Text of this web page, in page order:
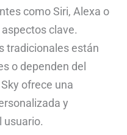
como Siri, Alexa o
clave.
tradicionales están
o dependen del
ofrece una
y
usuario.